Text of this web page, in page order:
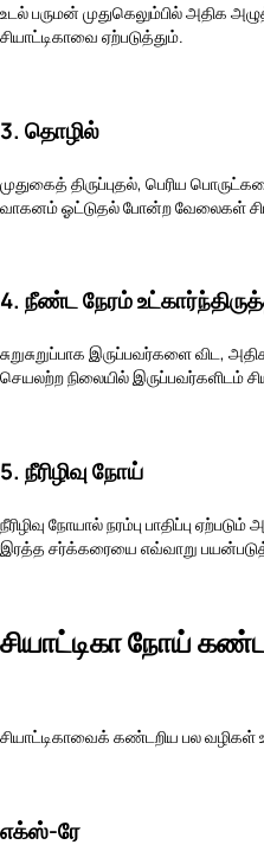
உடல் பருமன் முதுகெலும்பில் அதிக
சியாட்டிகாவை ஏற்படுத்தும்.
3. தொழில்
முதுகைத் திருப்புதல், பெரிய
வாகனம் ஓட்டுதல் போன்ற வேலைகள்
4. நீண்ட நேரம்
சுறுசுறுப்பாக இருப்பவர்களை விட,
செயலற்ற நிலையில் இருப்பவர்களிடம்
5. நீரிழிவு நோய்
நீரிழிவு நோயால் நரம்பு பாதிப்பு
இரத்த சர்க்கரையை எவ்வாறு
சியாட்டிகா நோய்
சியாட்டிகாவைக் கண்டறிய பல வழிகள்
எக்ஸ்-ரே